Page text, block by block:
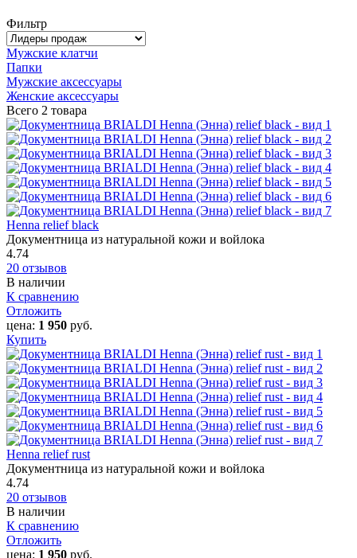
Фильтр
Мужские клатчи
Папки
Мужские аксессуары
Женские аксессуары
Всего 2 товара
Henna relief black
Документница из натуральной кожи и войлока
4.74
20 отзывов
В наличии
К сравнению
Отложить
цена: 1 950 руб.
Купить
Henna relief rust
Документница из натуральной кожи и войлока
4.74
20 отзывов
В наличии
К сравнению
Отложить
цена: 1 950 руб.